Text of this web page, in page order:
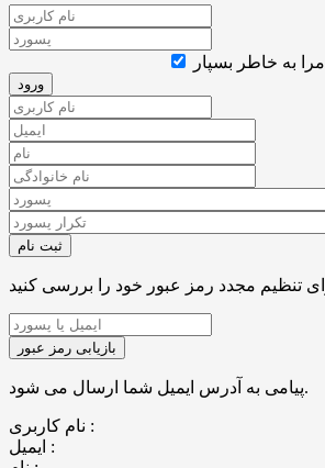
مرا به خاطر بسپار
پیامی به آدرس ایمیل شما ارسال می شود.
نام کاربری :
ایمیل :